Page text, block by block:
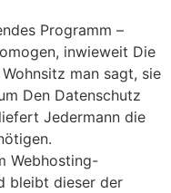
Programm –
inwieweit Die
man sagt, sie
Den Datenschutz
Jedermann die
Webhosting-
bleibt dieser der